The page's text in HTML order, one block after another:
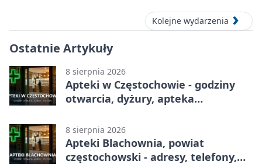
Kolejne wydarzenia
Ostatnie Artykuły
8 sierpnia 2026
Apteki w Częstochowie - godziny
otwarcia, dyżury, apteka
8 sierpnia 2026
Apteki Blachownia, powiat
częstochowski - adresy, telefony,